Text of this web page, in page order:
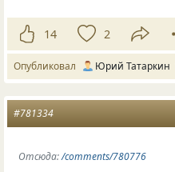
14 2
Опубликовал Юрий Татаркин
#781334
Отсюда:/comments/780776